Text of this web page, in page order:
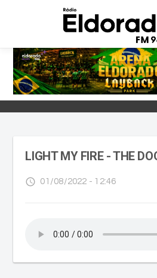
LIGHT MY FIRE - THE
access_time 01/08/2022 - 12:46